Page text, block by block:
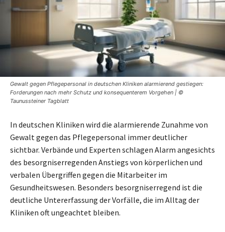
Gewalt gegen Pflegepersonal in deutschen Kliniken alarmierend gestiegen:
Forderungen nach mehr Schutz und konsequenterem Vorgehen | ©
Taunussteiner Tagblatt
In deutschen Kliniken wird die alarmierende Zunahme von
Gewalt gegen das Pflegepersonal immer deutlicher
sichtbar. Verbände und Experten schlagen Alarm angesichts
des besorgniserregenden Anstiegs von körperlichen und
verbalen Übergriffen gegen die Mitarbeiter im
Gesundheitswesen. Besonders besorgniserregend ist die
deutliche Untererfassung der Vorfälle, die im Alltag der
Kliniken oft ungeachtet bleiben.